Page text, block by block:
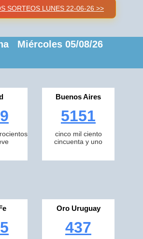
SORTEOS LUNES 22-06-26 >>
Miércoles 05/08/26
Buenos Aires
5151
cinco mil ciento
cincuenta y uno
Oro Uruguay
437